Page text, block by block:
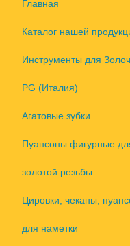
Главная
Каталог нашей
Инструменты для
PG (Италия)
Агатовые зубки
Пуансоны фигурные
золотой резьбы
Цировки, чеканы,
для наметки